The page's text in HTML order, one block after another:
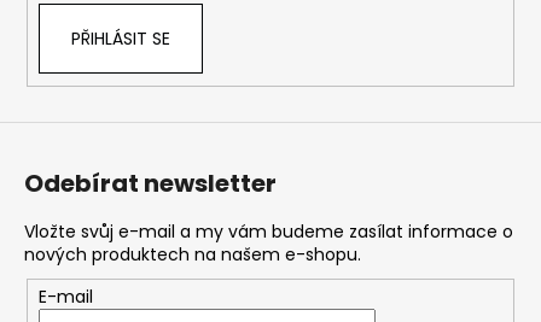
o
p
o
PŘIHLÁSIT SE
Odebírat newsletter
Vložte svůj e-mail a my vám budeme zasílat informace o
nových produktech na našem e-shopu.
E-mail